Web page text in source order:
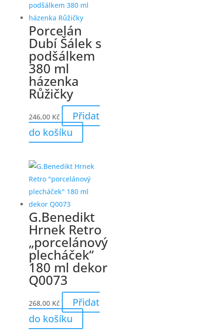
Porcelán
Dubí Šálek s
podšálkem
380 ml
házenka
Růžičky
246,00 Kč
Přidat
do košíku
G.Benedikt
Hrnek Retro
„porcelánový
plecháček“
180 ml dekor
Q0073
268,00 Kč
Přidat
do košíku